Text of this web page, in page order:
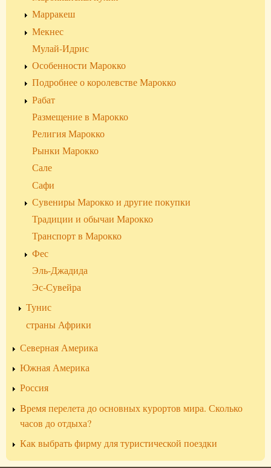
Марракеш
Мекнес
Мулай-Идрис
Особенности Марокко
Подробнее о королевстве Марокко
Рабат
Размещение в Марокко
Религия Марокко
Рынки Марокко
Сале
Сафи
Сувениры Марокко и другие покупки
Традиции и обычаи Марокко
Транспорт в Марокко
Фес
Эль-Джадида
Эс-Сувейра
Тунис
страны Африки
Северная Америка
Южная Америка
Россия
Время перелета до основных курортов мира. Сколько
часов до отдыха?
Как выбрать фирму для туристической поездки